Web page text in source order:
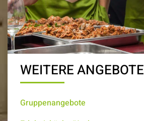
WEITERE ANGEBOTE
Gruppenangebote